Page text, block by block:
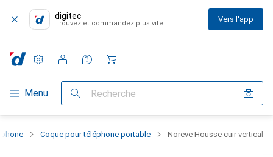
digitec
Trouvez et commandez plus vite Vers l'app
Navigation par catégorie
Menu Recherche
Paramètres
Compte client
Listes de comparaison
Listes d'envies
Panier
Coque pour téléphone portable Noreve Housse cuir vertical